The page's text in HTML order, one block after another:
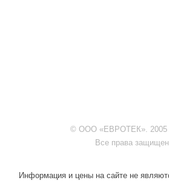
© ООО «ЕВРОТЕК». 2005
Все права
Информация и цены на сайте не